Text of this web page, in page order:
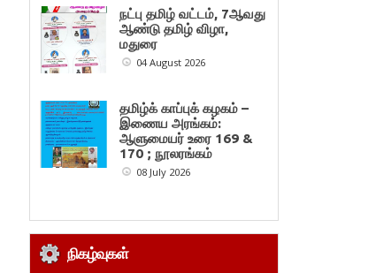
நட்பு தமிழ் வட்டம், 7ஆவது
ஆண்டு தமிழ் விழா,
மதுரை
04 August 2026
தமிழ்க் காப்புக் கழகம் –
இணைய அரங்கம்:
ஆளுமையர் உரை 169 &
170 ; நூலரங்கம்
08 July 2026
நிகழ்வுகள்